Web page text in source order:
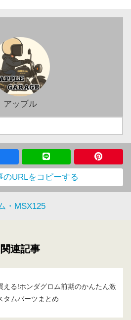
アップル
のURLをコピーする
・MSX125
関連記事
える!ホンダグロム前期のかんたん激
タムパーツまとめ